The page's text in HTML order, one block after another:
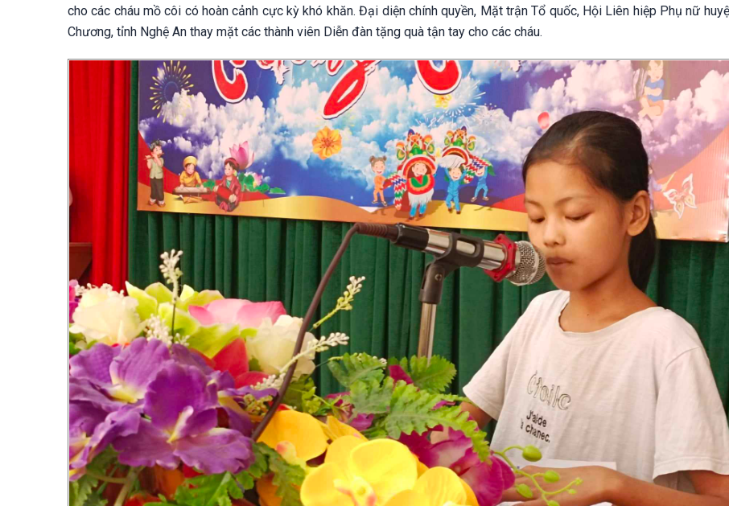
cho các cháu mồ côi có hoàn cảnh cực kỳ khó khăn. Đại diện chính quyền, Mặt trận Tổ quốc, Hội Liên hiệp Phụ nữ
Chương, tỉnh Nghệ An thay mặt các thành viên Diễn đàn tặng quà tận tay cho các cháu.